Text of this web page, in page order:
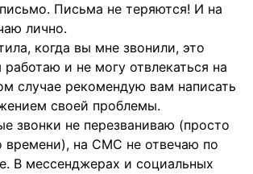
Письма не теряются! И на
лично.
когда вы мне звонили, это
работаю и не могу отвлекаться на
случае рекомендую вам написать
своей проблемы.
звонки не перезваниваю (просто
времени), на СМС не отвечаю по
В мессенджерах и социальных